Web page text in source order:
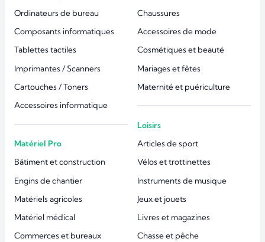
Ordinateurs de bureau
Composants informatiques
Tablettes tactiles
Imprimantes / Scanners
Cartouches / Toners
Accessoires informatique
Matériel Pro
Bâtiment et construction
Engins de chantier
Matériels agricoles
Matériel médical
Commerces et bureaux
Chaussures
Accessoires de mode
Cosmétiques et beauté
Mariages et fêtes
Maternité et puériculture
Loisirs
Articles de sport
Vélos et trottinettes
Instruments de musique
Jeux et jouets
Livres et magazines
Chasse et pêche